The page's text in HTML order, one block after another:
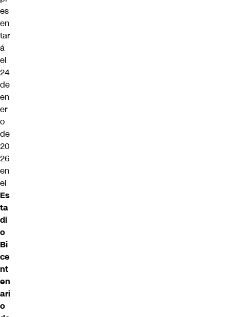
es
en
tar
á
el
24
de
en
er
o
de
20
26
en
el
Es
ta
di
o
Bi
ce
nt
en
ari
o